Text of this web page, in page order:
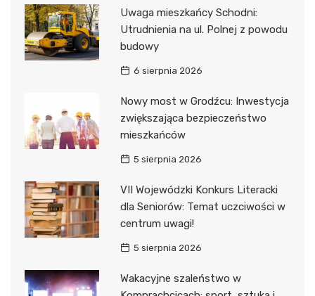
Uwaga mieszkańcy Schodni:
Utrudnienia na ul. Polnej z powodu
budowy
6 sierpnia 2026
Nowy most w Grodźcu: Inwestycja
zwiększająca bezpieczeństwo
mieszkańców
5 sierpnia 2026
VII Wojewódzki Konkurs Literacki
dla Seniorów: Temat uczciwości w
centrum uwagi!
5 sierpnia 2026
Wakacyjne szaleństwo w